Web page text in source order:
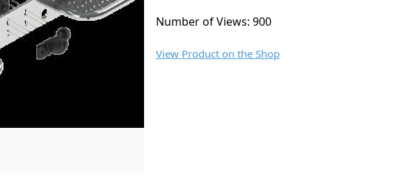
Number of Views: 900
View Product on the Shop